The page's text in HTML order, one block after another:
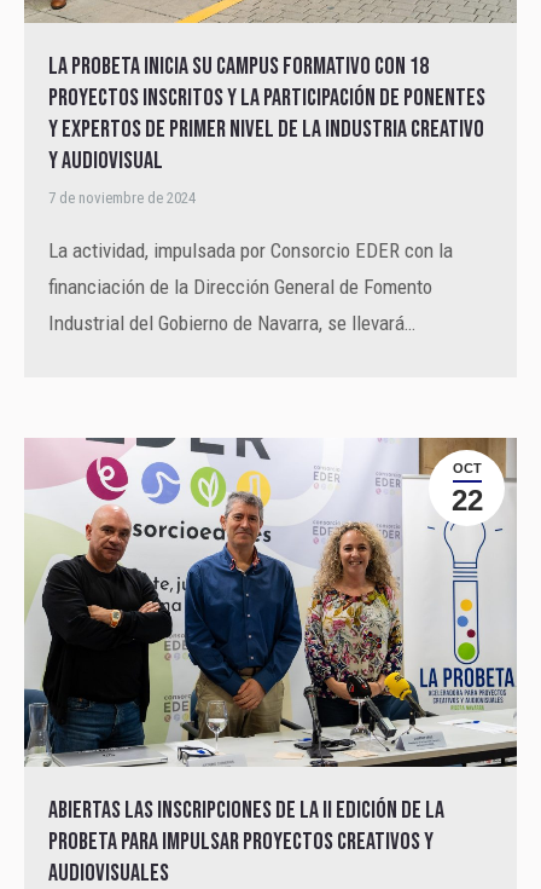
La Probeta inicia su Campus Formativo con 18
proyectos inscritos y la participación de ponentes
y expertos de primer nivel de la industria creativo
y audiovisual
7 de noviembre de 2024
La actividad, impulsada por Consorcio EDER con la
financiación de la Dirección General de Fomento
Industrial del Gobierno de Navarra, se llevará…
OCT
22
Abiertas las inscripciones de la II edición de La
Probeta para impulsar proyectos creativos y
audiovisuales